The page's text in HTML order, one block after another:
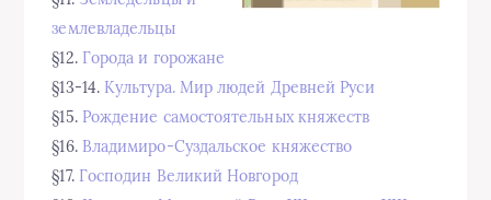
землевладельцы
§12. Города и горожане
§13-14. Культура. Мир людей Древней Руси
§15. Рождение самостоятельных княжеств
§16. Владимиро-Суздальское княжество
§17. Господин Великий Новгород